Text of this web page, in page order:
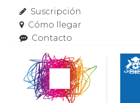
Suscripción
Cómo llegar
Contacto